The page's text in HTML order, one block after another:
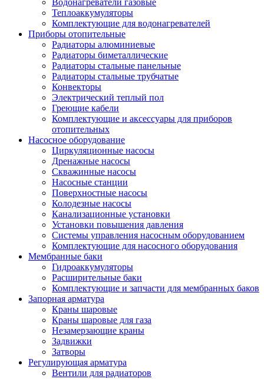
Теплоаккумуляторы
Комплектующие для водонагревателей
Приборы отопительные
Радиаторы алюминиевые
Радиаторы биметаллические
Радиаторы стальные панельные
Радиаторы стальные трубчатые
Конвекторы
Электрический теплый пол
Греющие кабели
Комплектующие и аксессуары для приборов
отопительных
Насосное оборудование
Циркуляционные насосы
Дренажные насосы
Скважинные насосы
Насосные станции
Поверхностные насосы
Колодезные насосы
Канализационные установки
Установки повышения давления
Системы управления насосным оборудованием
Комплектующие для насосного оборудования
Мембранные баки
Гидроаккумуляторы
Расширительные баки
Комплектующие и запчасти для мембранных баков
Запорная арматура
Краны шаровые
Краны шаровые для газа
Незамерзающие краны
Задвижки
Затворы
Регулирующая арматура
Вентили для радиаторов